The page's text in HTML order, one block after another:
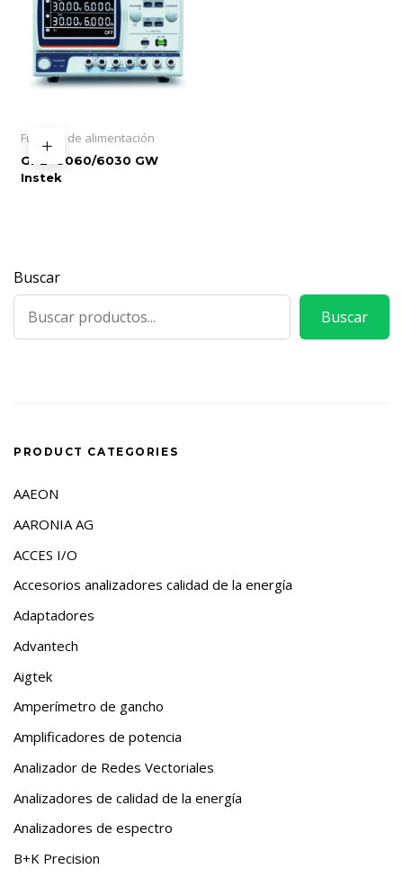
Fuentes de alimentación
GPE- 3060/6030 GW
Instek
Buscar
Buscar
PRODUCT CATEGORIES
AAEON
AARONIA AG
ACCES I/O
Accesorios analizadores calidad de la energía
Adaptadores
Advantech
Aigtek
Amperímetro de gancho
Amplificadores de potencia
Analizador de Redes Vectoriales
Analizadores de calidad de la energía
Analizadores de espectro
B+K Precision